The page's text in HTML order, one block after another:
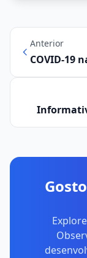
Anterior
COVID-19